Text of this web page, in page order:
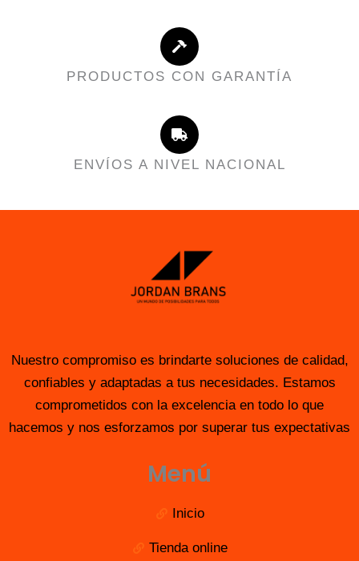
PRODUCTOS CON GARANTÍA
ENVÍOS A NIVEL NACIONAL
Nuestro compromiso es brindarte soluciones de calidad,
confiables y adaptadas a tus necesidades. Estamos
comprometidos con la excelencia en todo lo que
hacemos y nos esforzamos por superar tus expectativas
Menú
Inicio
Tienda online